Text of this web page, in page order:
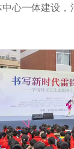
心一体建设